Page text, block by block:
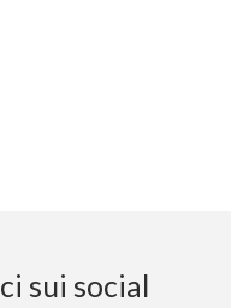
sui social